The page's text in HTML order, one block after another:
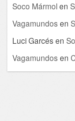
Soco Mármolen
Vagamundos en
Luci Garcés en
Vagamundos en